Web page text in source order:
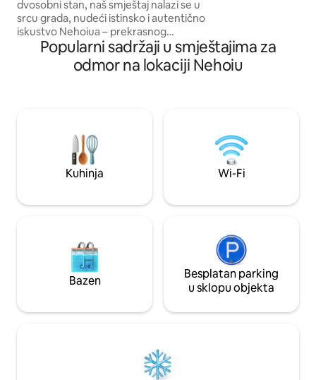
dvosobni stan, naš smještaj nalazi se u
srcu grada, nudeći istinsko i autentično
iskustvo Nehoiua – prekrasnog
planinskog grada. Bit ćete udaljeni samo
nekoliko koraka od lokalnih trgovina,
restorana i kafića. Postoji mnoštvo
samostani (Ciolanu, Rătești, Cârnu –
unutar 1 sata vožnje).
Popularni sadržaji u smještajima za
odmor na lokaciji Nehoiu
Kuhinja Wi-Fi
Bazen
Besplatan parking
u sklopu objekta